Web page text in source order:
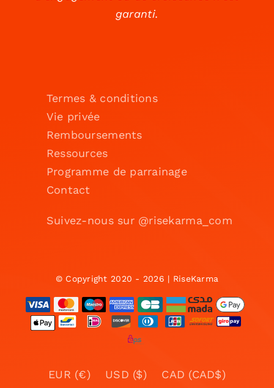
garanti.
Termes & conditions
Vie privée
Remboursements
Ressources
Programme de parrainage
Contact
Suivez-nous sur @risekarma_com
© Copyright 2020 - 2026 | RiseKarma
EUR (€) USD ($)
CAD (CAD$)